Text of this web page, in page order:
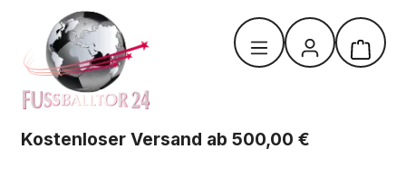
Zum Hauptinhalt springen
Kostenloser Versand ab 500,00 €